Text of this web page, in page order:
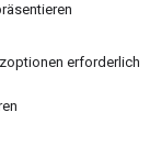
erforderlich